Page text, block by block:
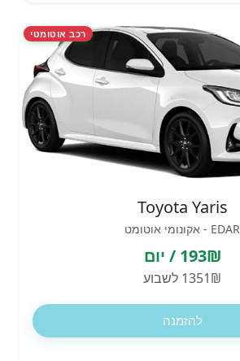
רכב אוטומטי
Toyota Yaris
EDAR - אקונומי אוטומט
193₪ / יום
1351₪ לשבוע
להזמנה